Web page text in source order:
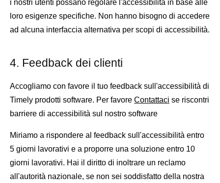
i nostri utenti possano regolare l'accessibilità in base alle
loro esigenze specifiche. Non hanno bisogno di accedere
ad alcuna interfaccia alternativa per scopi di accessibilità.
4. Feedback dei clienti
Accogliamo con favore il tuo feedback sull'accessibilità di
Timely prodotti software. Per favore Contattaci se riscontri
barriere di accessibilità sul nostro software
Miriamo a rispondere al feedback sull'accessibilità entro
5 giorni lavorativi e a proporre una soluzione entro 10
giorni lavorativi. Hai il diritto di inoltrare un reclamo
all'autorità nazionale, se non sei soddisfatto della nostra